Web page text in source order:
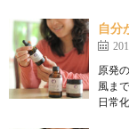
自分
原発
風ま
日常